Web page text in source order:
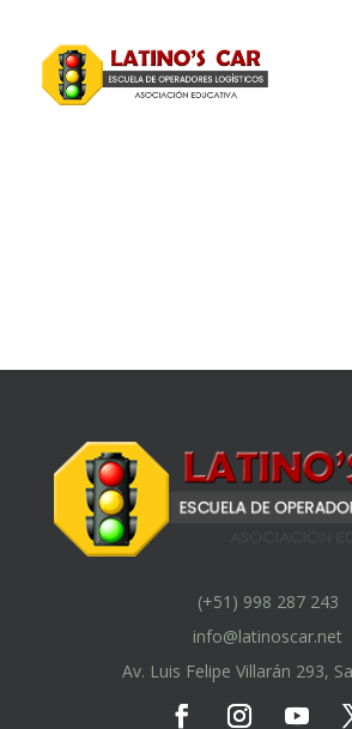
(+51) 998 287 243
info@latinoscar.net
Av. Luis Felipe Villarán 293,